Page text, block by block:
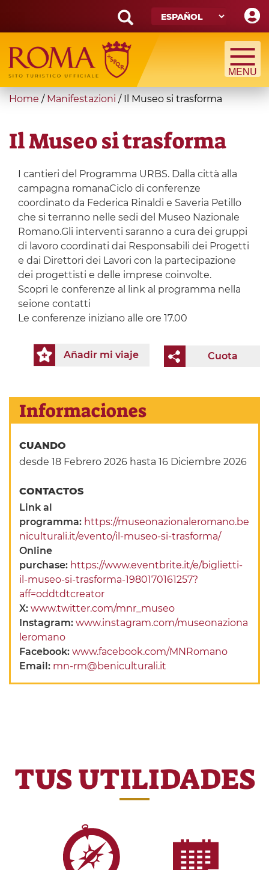
main
content
Search
form
Búsqueda
You
here
Home / Manifestazioni / Il Museo si trasforma
Il Museo si trasforma
I cantieri del Programma URBS. Dalla città alla
campagna romanaCiclo di conferenze
coordinato da Federica Rinaldi e Saveria Petillo
che si terranno nelle sedi del Museo Nazionale
Romano.Gli interventi saranno a cura dei gruppi
di lavoro coordinati dai Responsabili dei Progetti
e dai Direttori dei Lavori con la partecipazione
dei progettisti e delle imprese coinvolte.
Scopri le conferenze al link al programma nella
seione contatti
Le conferenze iniziano alle ore 17.00
Cuota
Añadir mi viaje
Informaciones
CUANDO
desde 18 Febrero 2026 hasta 16 Diciembre 2026
CONTACTOS
Link al
programma: https://museonazionaleromano.be
niculturali.it/evento/il-museo-si-trasforma/
Online
purchase: https://www.eventbrite.it/e/biglietti-
il-museo-si-trasforma-1980170161257?
aff=oddtdtcreator
X:www.twitter.com/mnr_museo
Instagram:www.instagram.com/museonaziona
leromano
Facebook:www.facebook.com/MNRomano
Email: mn-rm@beniculturali.it
TUS UTILIDADES